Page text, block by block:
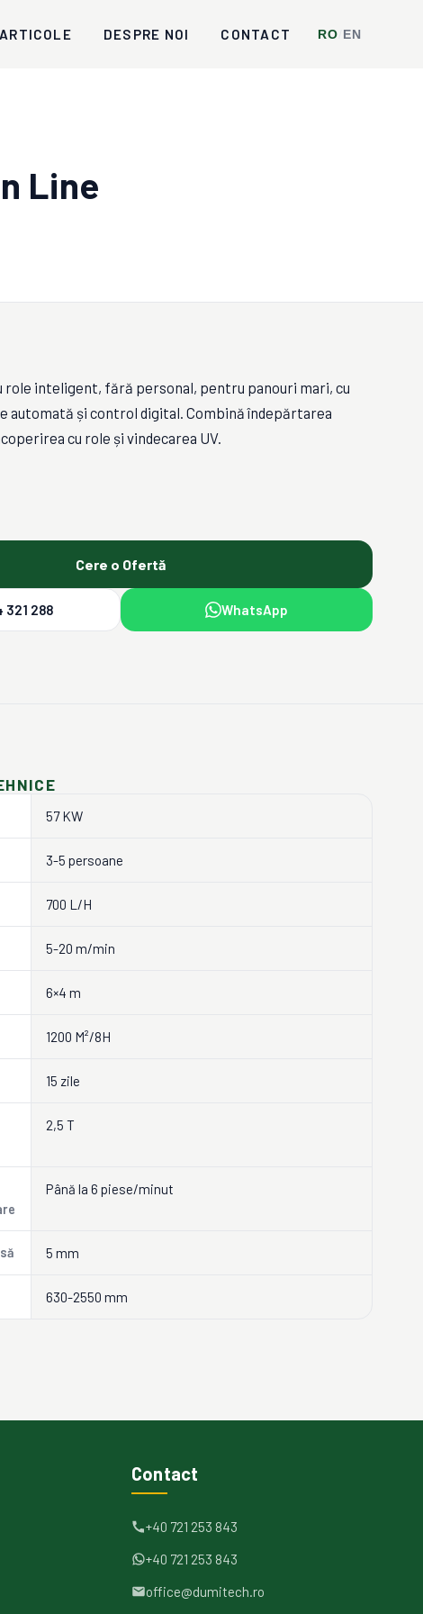
ARTICOLE DESPRE NOI CONTACT RO EN
Line
role inteligent, fără personal, pentru panouri mari, cu
automată și control digital. Combină îndepărtarea
cu role și vindecarea UV.
Cere o Ofertă
321 288 WhatsApp
57 KW
3-5 persoane
700 L/H
5-20 m/min
6×4 m
1200 M²/8H
15 zile
2,5 T
Până la 6 piese/minut
5 mm
630-2550 mm
Contact
+40 721 253 843
+40 721 253 843
office@dumitech.ro